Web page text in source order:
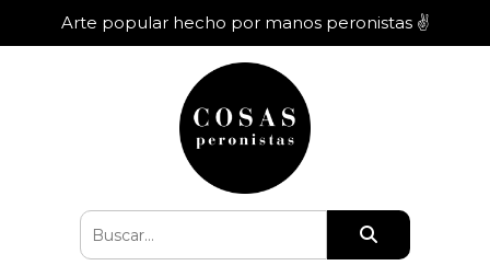
Arte popular hecho por manos peronistas ✌️